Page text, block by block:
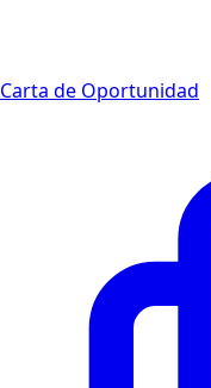
Carta de Oportunidad